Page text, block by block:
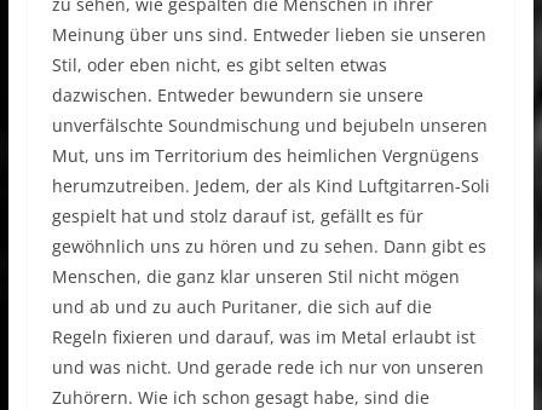
Meinung über uns sind. Entweder lieben sie unseren
Stil, oder eben nicht, es gibt selten etwas
dazwischen. Entweder bewundern sie unsere
unverfälschte Soundmischung und bejubeln unseren
Mut, uns im Territorium des heimlichen Vergnügens
herumzutreiben. Jedem, der als Kind Luftgitarren-Soli
gespielt hat und stolz darauf ist, gefällt es für
gewöhnlich uns zu hören und zu sehen. Dann gibt es
Menschen, die ganz klar unseren Stil nicht mögen
und ab und zu auch Puritaner, die sich auf die
Regeln fixieren und darauf, was im Metal erlaubt ist
und was nicht. Und gerade rede ich nur von unseren
Zuhörern. Wie ich schon gesagt habe, sind die